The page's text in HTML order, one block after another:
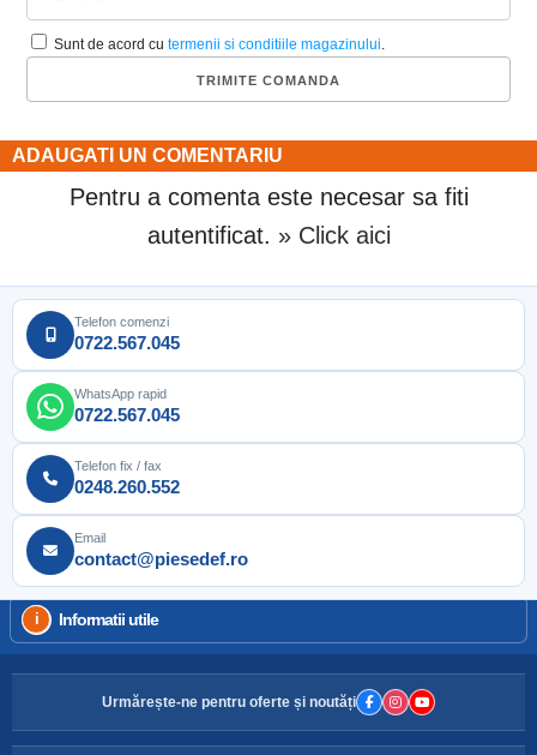
Sunt de acord cutermenii si conditiile magazinului.
ADAUGATI UN COMENTARIU
Pentru a comenta este necesar sa fiti
autentificat. » Click aici
Telefon comenzi
0722.567.045
WhatsApp rapid
0722.567.045
Telefon fix / fax
0248.260.552
Email
contact@piesedef.ro
Informatii utile
Urmărește-ne pentru oferte și noutăți